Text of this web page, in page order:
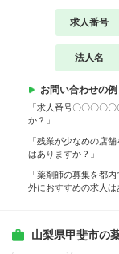
求人番号
法人名
お問い合わせの例
「求人番号〇〇〇〇
か？」
「残業が少なめの店
はありますか？」
「薬剤師の募集を都
外におすすめの求人は
山梨県甲斐市の